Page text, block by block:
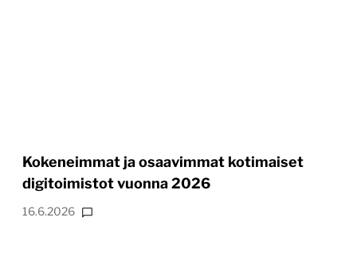
Kokeneimmat ja osaavimmat kotimaiset
digitoimistot vuonna 2026
16.6.2026